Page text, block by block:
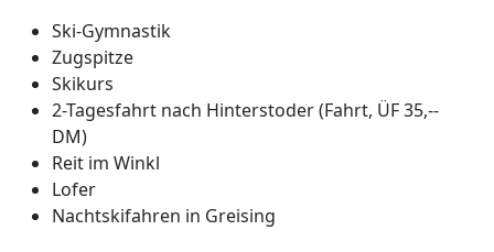
Ski-Gymnastik
Zugspitze
Skikurs
2-Tagesfahrt nach Hinterstoder (Fahrt, ÜF 35,--
DM)
Reit im Winkl
Lofer
Nachtskifahren in Greising